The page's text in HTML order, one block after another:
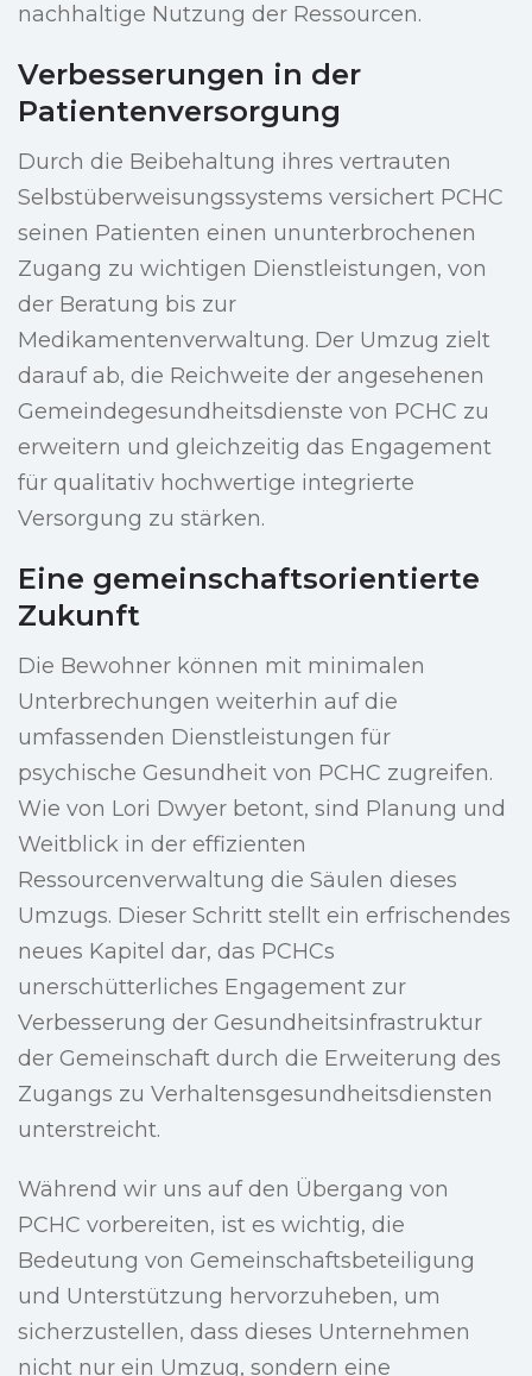
nachhaltige Nutzung der Ressourcen.
Verbesserungen in der
Patientenversorgung
Durch die Beibehaltung ihres vertrauten
Selbstüberweisungssystems versichert PCHC
seinen Patienten einen ununterbrochenen
Zugang zu wichtigen Dienstleistungen, von
der Beratung bis zur
Medikamentenverwaltung. Der Umzug zielt
darauf ab, die Reichweite der angesehenen
Gemeindegesundheitsdienste von PCHC zu
erweitern und gleichzeitig das Engagement
für qualitativ hochwertige integrierte
Versorgung zu stärken.
Eine gemeinschaftsorientierte
Zukunft
Die Bewohner können mit minimalen
Unterbrechungen weiterhin auf die
umfassenden Dienstleistungen für
psychische Gesundheit von PCHC zugreifen.
Wie von Lori Dwyer betont, sind Planung und
Weitblick in der effizienten
Ressourcenverwaltung die Säulen dieses
Umzugs. Dieser Schritt stellt ein erfrischendes
neues Kapitel dar, das PCHCs
unerschütterliches Engagement zur
Verbesserung der Gesundheitsinfrastruktur
der Gemeinschaft durch die Erweiterung des
Zugangs zu Verhaltensgesundheitsdiensten
unterstreicht.
Während wir uns auf den Übergang von
PCHC vorbereiten, ist es wichtig, die
Bedeutung von Gemeinschaftsbeteiligung
und Unterstützung hervorzuheben, um
sicherzustellen, dass dieses Unternehmen
nicht nur ein Umzug, sondern eine